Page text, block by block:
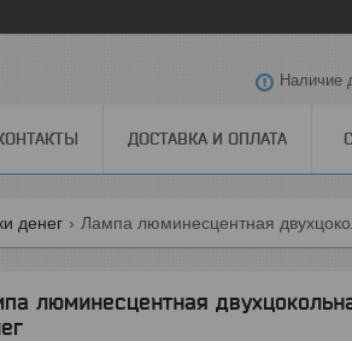
Наличие
ДОСТАВКА И ОПЛАТА
денег Лампа люминесцентная
люминесцентная